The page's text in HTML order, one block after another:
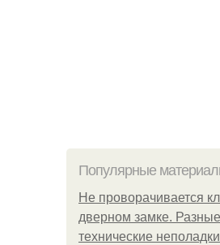
Популярные
Не проворачивается
дверном замке. Разные
технические